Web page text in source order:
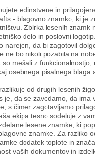
edinstvene in
- blagovno znamko, ki je
Zbirka lesenih znamk
delo in poslovni
narejen, da bi zagotovil
ne bo nikoli pozabila na
so mešali z funkcionalnostjo,
osebnega pisalnega blaga
od drugih lesenih
je, da se zavedamo, da ima
s čimer zagotavljamo
ekipa tesno sodeluje z
lesene znamke, ki
znamke. Za razliko
dodatek toplote in
vaših dokumentov in